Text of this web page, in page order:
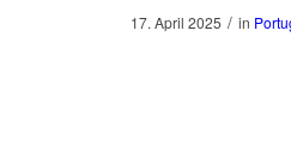
17. April 2025 / in